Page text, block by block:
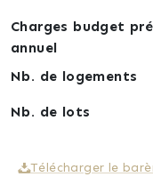
Charges budget
annuel
Nb. de logements
Nb. de lots
Télécharger le